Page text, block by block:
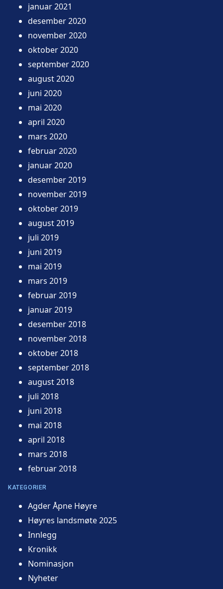
januar 2021
desember 2020
november 2020
oktober 2020
september 2020
august 2020
juni 2020
mai 2020
april 2020
mars 2020
februar 2020
januar 2020
desember 2019
november 2019
oktober 2019
august 2019
juli 2019
juni 2019
mai 2019
mars 2019
februar 2019
januar 2019
desember 2018
november 2018
oktober 2018
september 2018
august 2018
juli 2018
juni 2018
mai 2018
april 2018
mars 2018
februar 2018
KATEGORIER
Agder Åpne Høyre
Høyres landsmøte 2025
Innlegg
Kronikk
Nominasjon
Nyheter